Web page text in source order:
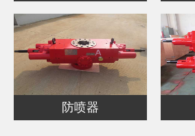
防喷器